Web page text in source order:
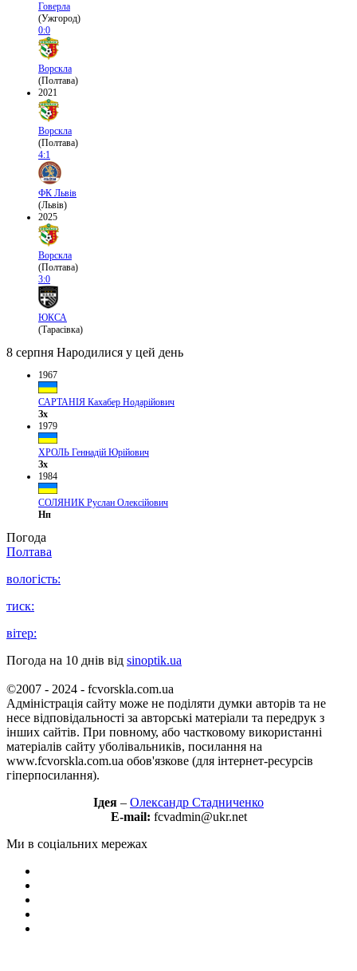
Говерла
(Ужгород)
0:0
Ворскла
(Полтава)
2021
Ворскла
(Полтава)
4:1
ФК Львів
(Львів)
2025
Ворскла
(Полтава)
3:0
ЮКСА
(Тарасівка)
8 серпня Народилися у цей день
1967
САРТАНІЯ Кахабер Нодарійович
Зх
1979
ХРОЛЬ Геннадій Юрійович
Зх
1984
СОЛЯНИК Руслан Олексійович
Нп
Погода
Полтава
вологість:
тиск:
вітер:
Погода на 10 днів від sinoptik.ua
©2007 - 2024 - fcvorskla.com.ua
Адміністрація сайту може не поділяти думки авторів та не
несе відповідальності за авторські матеріали та передрук з
інших сайтів. При повному, або частковому використанні
матеріалів сайту уболівальників, посилання на
www.fcvorskla.com.ua обов'язкове (для інтернет-ресурсів
гіперпосилання).
Ідея – Олександр Стадниченко
E-mail: fcvadmin@ukr.net
Ми в соціальних мережах